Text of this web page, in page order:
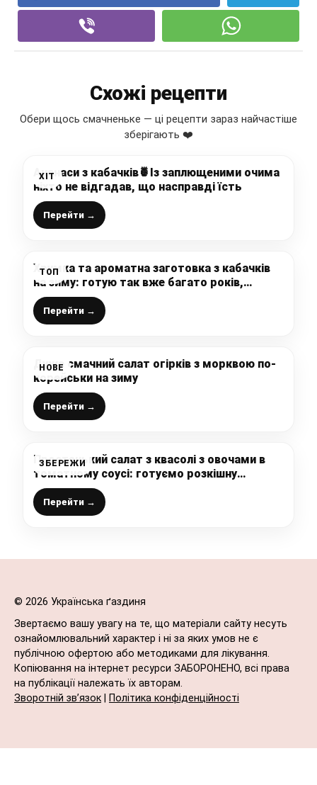
Схожі рецепти
Обери щось смачненьке — ці рецепти зараз найчастіше
зберігають ❤️
ХІТ
Ананаси з кабачків🍍Із заплющеними очима
ніхто не відгадав, що насправді їсть
Перейти →
ТОП
Хрумка та ароматна заготовка з кабачків
на зиму: готую так вже багато років,
кабачки виходять як огірочки
Перейти →
НОВЕ
Дуже смачний салат огірків з морквою по-
корейськи на зиму
Перейти →
ЗБЕРЕЖИ
Простенький салат з квасолі з овочами в
томатному соусі: готуємо розкішну
заготовку на зиму, економно і швидко
Перейти →
© 2026 Українська ґаздиня
Звертаємо вашу увагу на те, що матеріали сайту несуть
ознайомлювальний характер і ні за яких умов не є
публічною офертою або методиками для лікування.
Копіювання на інтернет ресурси ЗАБОРОНЕНО, всі права
на публікації належать їх авторам.
Зворотній зв’язок
Політика конфіденційності